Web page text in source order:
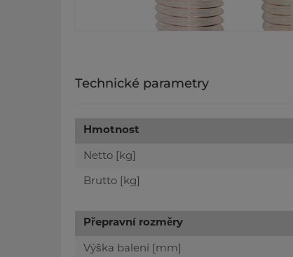
Technické parametry
Hmotnost
Netto [kg]
Brutto [kg]
Přepravní rozměry
Výška balení [mm]